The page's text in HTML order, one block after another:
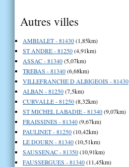
Autres villes
AMBIALET - 81430(1,85km)
ST ANDRE - 81250(4,91km)
ASSAC - 81340(5,07km)
TREBAS - 81340(6,68km)
VILLEFRANCHE D ALBIGEOIS - 81430
ALBAN - 81250(7,5km)
CURVALLE - 81250(8,32km)
ST MICHEL LABADIE - 81340(9,07km)
FRAISSINES - 81340(9,67km)
PAULINET - 81250(10,42km)
LE DOURN - 81340(10,51km)
SAUSSENAC - 81350(10,91km)
FAUSSERGUES - 81340(11,45km)